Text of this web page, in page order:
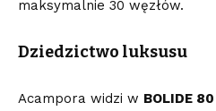
maksymalnie 30 węzłów.
Dziedzictwo luksusu
Acampora widzi w BOLIDE 80